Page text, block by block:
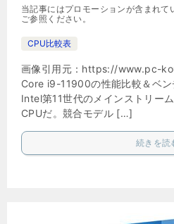
当記事にはプロモーションが含まれて
ご参照ください。
CPU比較表
画像引用元：https://www.pc-
Core i9-11900の性能比較＆ベン
Intel第11世代のメインストリー
CPUだ。競合モデル […]
続きを読